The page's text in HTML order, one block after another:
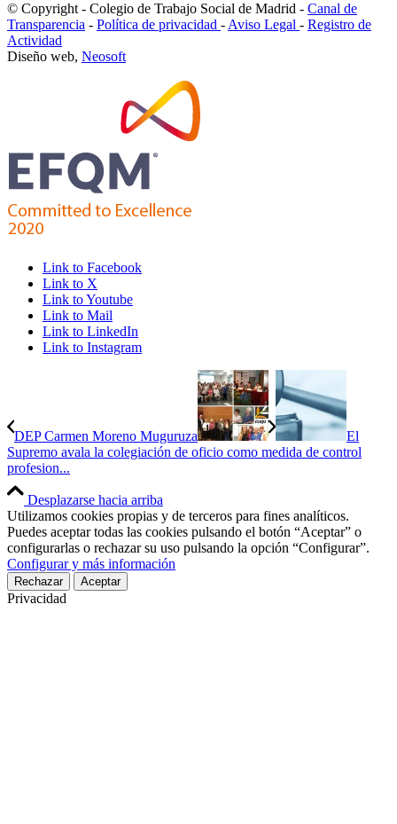
© Copyright - Colegio de Trabajo Social de Madrid - Canal de
Transparencia - Política de privacidad - Aviso Legal - Registro de
Actividad
Diseño web, Neosoft
Link to Facebook
Link to X
Link to Youtube
Link to Mail
Link to LinkedIn
Link to Instagram
DEP Carmen Moreno Muguruza
El
Supremo avala la colegiación de oficio como medida de control
profesion...
Desplazarse hacia arriba
Utilizamos cookies propias y de terceros para fines analíticos.
Puedes aceptar todas las cookies pulsando el botón “Aceptar” o
configurarlas o rechazar su uso pulsando la opción “Configurar”.
Configurar y más información
Rechazar Aceptar
Privacidad